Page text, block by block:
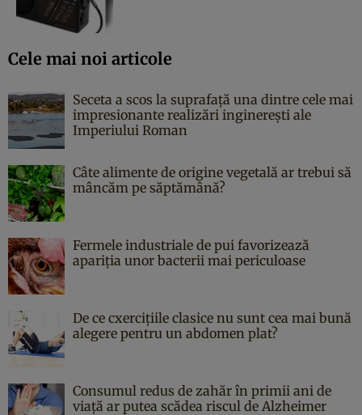
Cele mai noi articole
Seceta a scos la suprafață una dintre cele mai
impresionante realizări inginerești ale
Imperiului Roman
Câte alimente de origine vegetală ar trebui să
mâncăm pe săptămână?
Fermele industriale de pui favorizează
apariția unor bacterii mai periculoase
De ce cxercițiile clasice nu sunt cea mai bună
alegere pentru un abdomen plat?
Consumul redus de zahăr în primii ani de
viață ar putea scădea riscul de Alzheimer